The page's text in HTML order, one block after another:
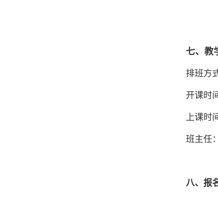
七、教
排班方
开课时
上课时
班主任
八、报